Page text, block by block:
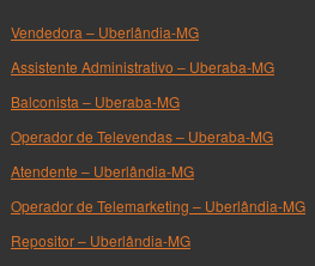
Vendedora – Uberlândia-MG
Assistente Administrativo – Uberaba-MG
Balconista – Uberaba-MG
Operador de Televendas – Uberaba-MG
Atendente – Uberlândia-MG
Operador de Telemarketing – Uberlândia-MG
Repositor – Uberlândia-MG